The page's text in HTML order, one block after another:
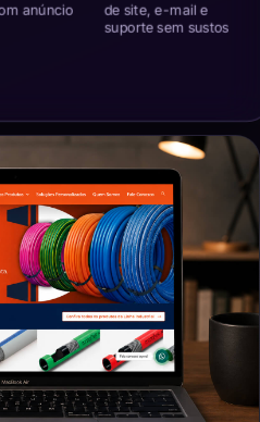
anúncio
de site, e-mail e
suporte sem sustos